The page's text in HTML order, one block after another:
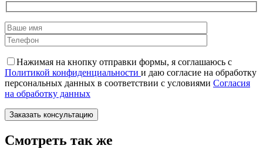
Нажимая на кнопку отправки формы, я соглашаюсь с
Политикой конфиденциальности и даю согласие на обработку
персональных данных в соответствии с условиями Согласия
на обработку данных
Смотреть так же